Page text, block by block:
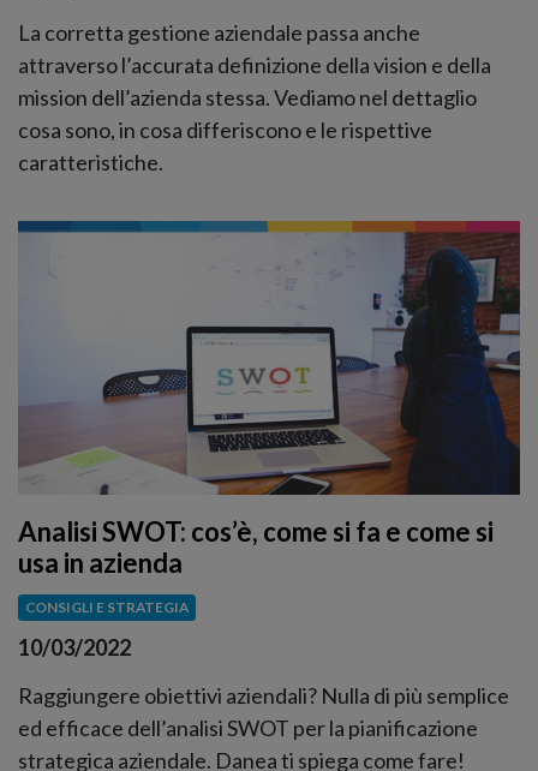
La corretta gestione aziendale passa anche
attraverso l’accurata definizione della vision e della
mission dell’azienda stessa. Vediamo nel dettaglio
cosa sono, in cosa differiscono e le rispettive
caratteristiche.
Analisi SWOT: cos’è, come si fa e come si
usa in azienda
CONSIGLI E STRATEGIA
10/03/2022
Raggiungere obiettivi aziendali? Nulla di più semplice
ed efficace dell’analisi SWOT per la pianificazione
strategica aziendale. Danea ti spiega come fare!